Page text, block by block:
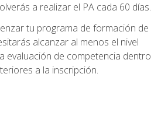
a realizar el PA cada 60 días.
tu programa de formación de
alcanzar al menos el nivel
evaluación de competencia dentro
a la inscripción.